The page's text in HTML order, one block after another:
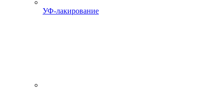
УФ-лакирование